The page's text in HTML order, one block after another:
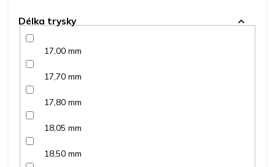
Délka trysky
17,00 mm
17,70 mm
17,80 mm
18,05 mm
18,50 mm